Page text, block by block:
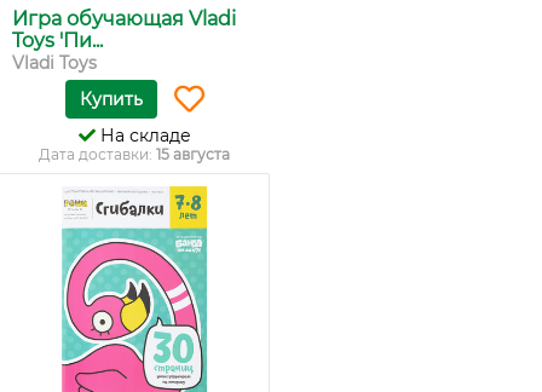
Игра обучающая Vladi
Toys 'Пи...
Vladi Toys
Купить
На складе
Дата доставки: 15 августа